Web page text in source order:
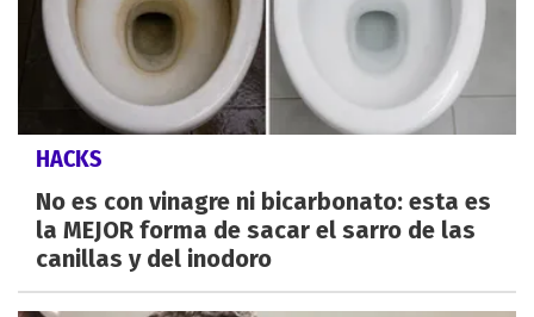
HACKS
No es con vinagre ni bicarbonato: esta es
la MEJOR forma de sacar el sarro de las
canillas y del inodoro